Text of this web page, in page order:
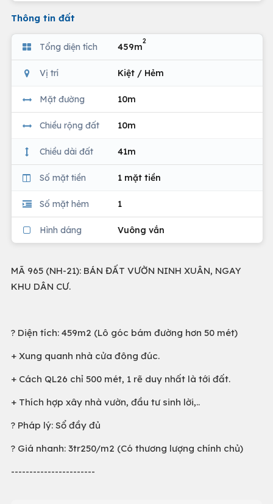
Thông tin đất
Tổng diện tích 459m
2
Vị trí Kiệt / Hẻm
Mặt đường 10m
Chiều rộng đất 10m
Chiều dài đất 41m
Số mặt tiền 1 mặt tiền
Số mặt hẻm 1
Hình dáng Vuông vắn
MÃ 965 (NH-21): BÁN ĐẤT VƯỜN NINH XUÂN, NGAY
KHU DÂN CƯ.
? Diện tích: 459m2 (Lô góc bám đường hơn 50 mét)
+ Xung quanh nhà cửa đông đúc.
+ Cách QL26 chỉ 500 mét, 1 rẽ duy nhất là tới đất.
+ Thích hợp xây nhà vườn, đầu tư sinh lời,..
? Pháp lý: Sổ đầy đủ
? Giá nhanh: 3tr250/m2 (Có thương lượng chính chủ)
-----------------------